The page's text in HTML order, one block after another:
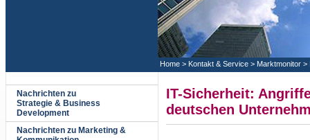
Home > Kontakt & Service > Marktmonitor >
Nachrichten zu
Strategie & Business
Development
Nachrichten zu Marketing &
IT-Sicherheit:
deutschen